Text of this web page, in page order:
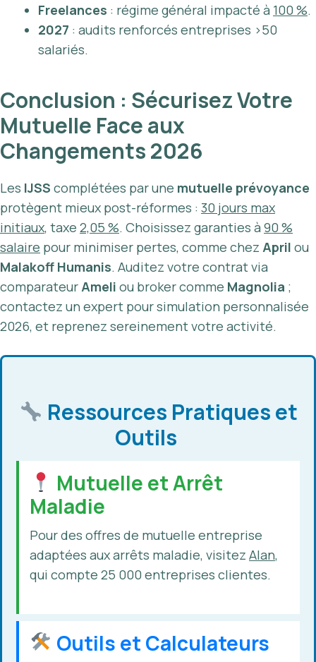
Freelances : régime général impacté à 100 %.
2027 : audits renforcés entreprises >50
salariés.
Conclusion : Sécurisez Votre
Mutuelle Face aux
Changements 2026
Les IJSS complétées par une mutuelle prévoyance
protègent mieux post-réformes : 30 jours max
initiaux, taxe 2,05 %. Choisissez garanties à 90 %
salaire pour minimiser pertes, comme chez April ou
Malakoff Humanis. Auditez votre contrat via
comparateur Ameli ou broker comme Magnolia ;
contactez un expert pour simulation personnalisée
2026, et reprenez sereinement votre activité.
Ressources Pratiques et
Outils
Mutuelle et Arrêt
Maladie
Pour des offres de mutuelle entreprise
adaptées aux arrêts maladie, visitez Alan,
qui compte 25 000 entreprises clientes.
Outils et Calculateurs